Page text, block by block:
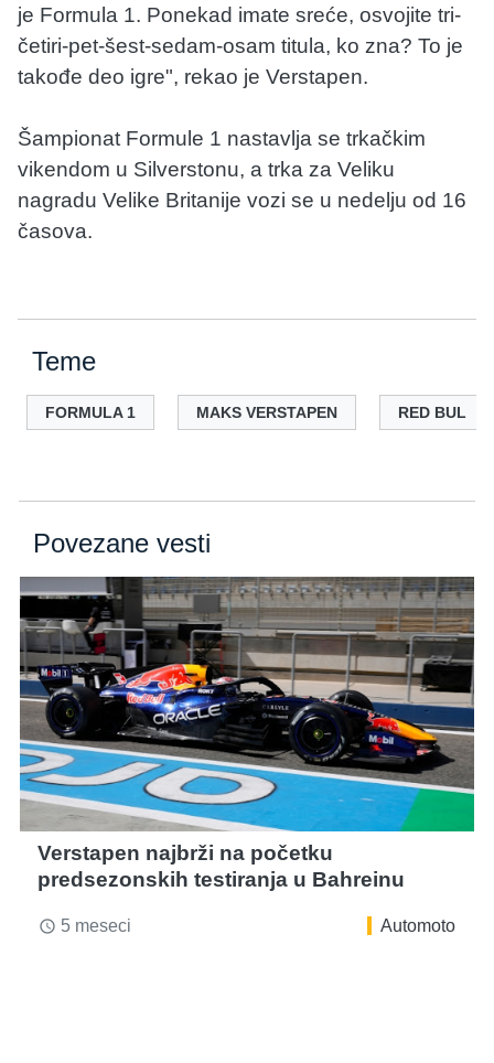
je Formula 1. Ponekad imate sreće, osvojite tri-
četiri-pet-šest-sedam-osam titula, ko zna? To je
takođe deo igre", rekao je Verstapen.
Šampionat Formule 1 nastavlja se trkačkim
vikendom u Silverstonu, a trka za Veliku
nagradu Velike Britanije vozi se u nedelju od 16
časova.
Teme
FORMULA 1 MAKS VERSTAPEN RED BUL
Povezane vesti
Verstapen najbrži na početku
predsezonskih testiranja u Bahreinu
access_time 5 meseci Automoto